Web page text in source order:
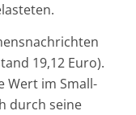
19,12 Euro).
Wert im Small-
durch seine